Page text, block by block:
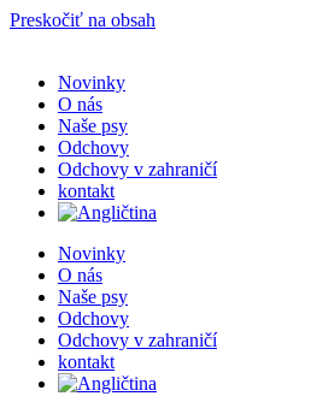
Preskočiť na obsah
Novinky
O nás
Naše psy
Odchovy
Odchovy v zahraničí
kontakt
Novinky
O nás
Naše psy
Odchovy
Odchovy v zahraničí
kontakt